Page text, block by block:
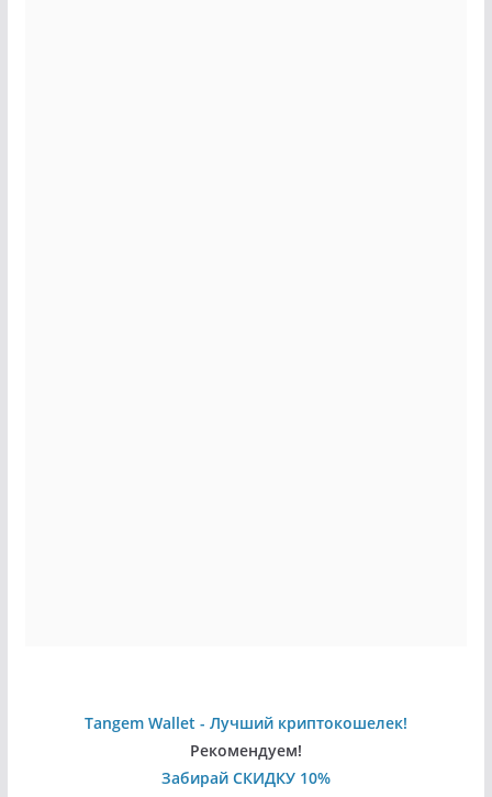
Tangem Wallet - Лучший криптокошелек!
Рекомендуем!
Забирай СКИДКУ 10%